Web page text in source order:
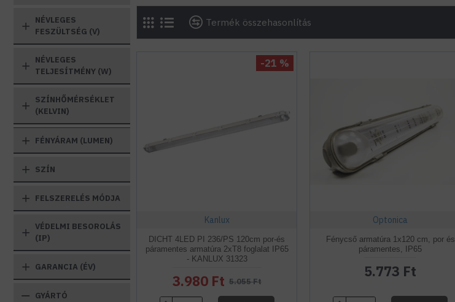
GYÁRTÓ
FÉNYÁRAM (LUMEN)
NÉVLEGES
TELJESÍTMÉNY (W)
GARANCIA (ÉV)
NÉVLEGES
FESZÜLTSÉG (V)
SZÍNHŐMÉRSÉKLET
(KELVIN)
FELSZERELÉS MÓDJA
SZÍN
VÉDELMI BESOROLÁS
(IP)
Termék összehasonlítás
-21 %
Kanlux
DICHT 4LED PI 236/PS 120cm por-és
páramentes armatúra 2xT8 foglalat IP65
- KANLUX 31323
3.980 Ft 5.055 Ft
Optonica
Fénycső armatúra 1x120 cm, por és
páramentes, IP65
5.773 Ft